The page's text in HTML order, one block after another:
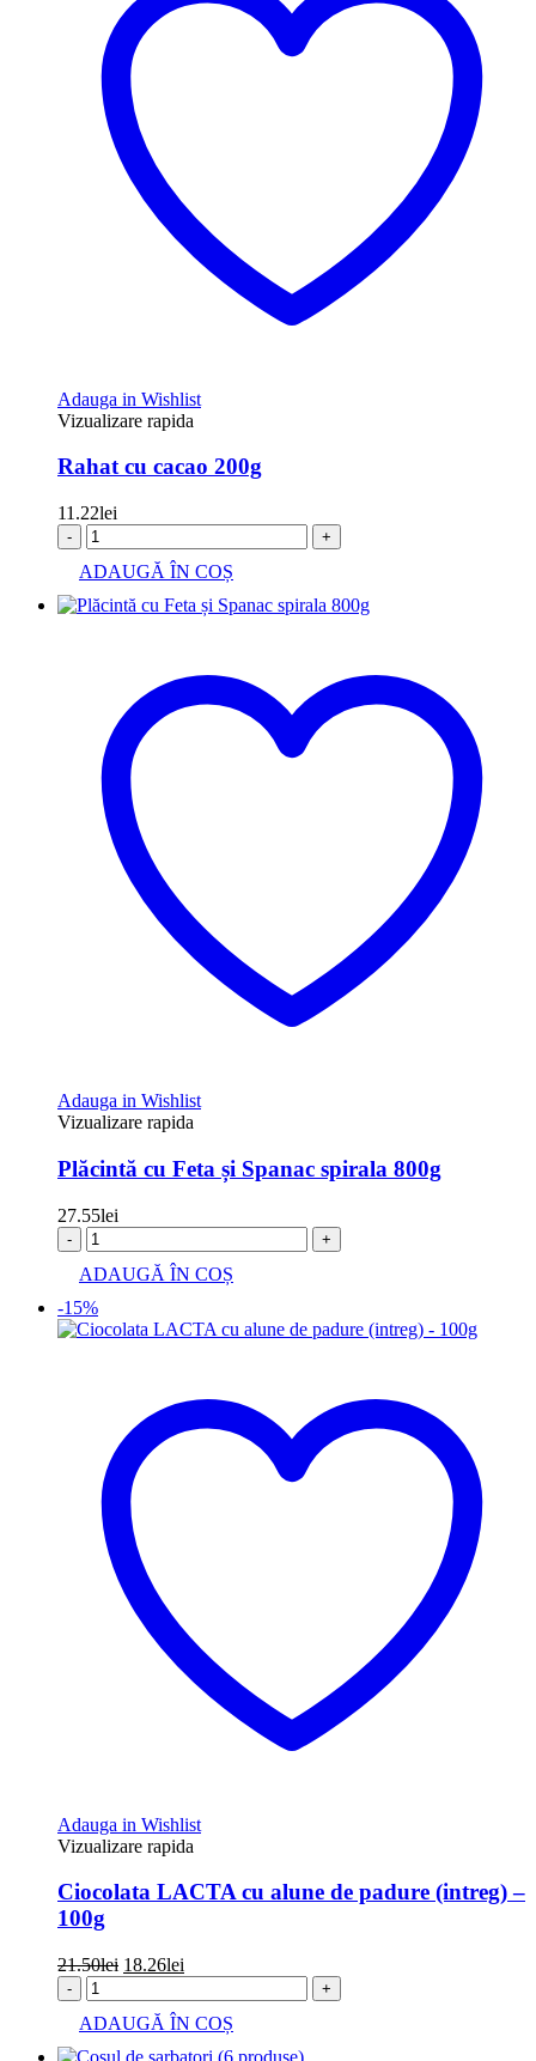
Adauga in Wishlist
Vizualizare rapida
Rahat cu cacao 200g
11.22lei
- +
ADAUGĂ ÎN COȘ
Adauga in Wishlist
Vizualizare rapida
Plăcintă cu Feta și Spanac spirala 800g
27.55lei
- +
ADAUGĂ ÎN COȘ
-15%
Adauga in Wishlist
Vizualizare rapida
Ciocolata LACTA cu alune de padure (intreg) –
100g
21.50lei Prețul
a
fost:
21.50lei.
18.26lei
este:
18.26lei.
- +
ADAUGĂ ÎN COȘ